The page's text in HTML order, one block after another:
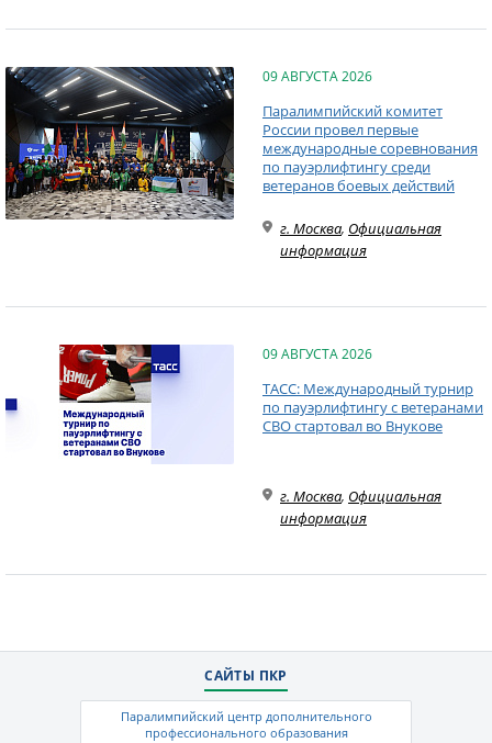
09 АВГУСТА 2026
Паралимпийский комитет
России провел первые
международные соревнования
по пауэрлифтингу среди
ветеранов боевых действий
г. Москва, Официальная
информация
09 АВГУСТА 2026
ТАСС: Международный турнир
по пауэрлифтингу с ветеранами
СВО стартовал во Внукове
г. Москва, Официальная
информация
САЙТЫ ПКР
Паралимпийский центр дополнительного
профессионального образования